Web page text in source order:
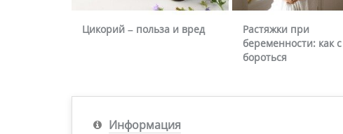
Цикорий – польза и вред
Растяжки при
беременности: как
бороться
Информация